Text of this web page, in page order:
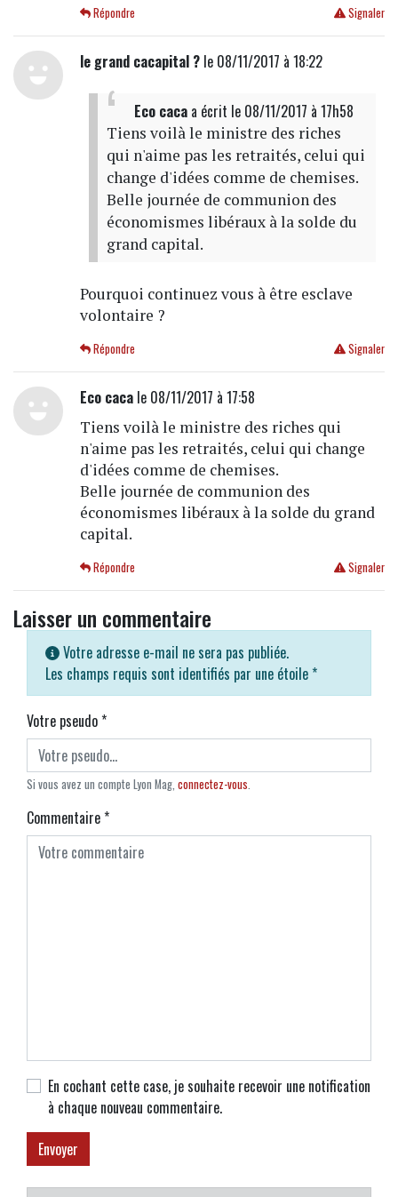
Signaler
Répondre
le grand cacapital ?le 08/11/2017 à 18:22
Eco cacaa écrit le 08/11/2017 à 17h58
Tiens voilà le ministre des riches
qui n'aime pas les retraités, celui qui
change d'idées comme de chemises.
Belle journée de communion des
économismes libéraux à la solde du
grand capital.
Pourquoi continuez vous à être esclave
volontaire ?
Signaler
Répondre
Eco cacale 08/11/2017 à 17:58
Tiens voilà le ministre des riches qui
n'aime pas les retraités, celui qui change
d'idées comme de chemises.
Belle journée de communion des
économismes libéraux à la solde du grand
capital.
Signaler
Répondre
Laisser un commentaire
Votre adresse e-mail ne sera pas publiée.
Les champs requis sont identifiés par une étoile *
Votre pseudo*
Si vous avez un compte Lyon Mag, connectez-vous
Commentaire*
En cochant cette case, je souhaite recevoir une notification
à chaque nouveau commentaire.